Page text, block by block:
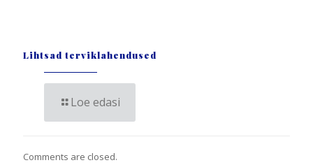
Lihtsad terviklahendused
Loe edasi
Comments are closed.